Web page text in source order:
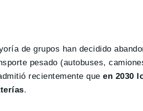
de grupos han decidido
pesado (autobuses,
recientemente queen 2030
.